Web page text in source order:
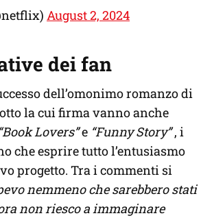
August 2, 2024
dei fan
dell’omonimo romanzo di
la cui firma vanno anche
“Book Lovers”e “Funny Story”, i
che esprire tutto l’entusiasmo
progetto. Tra i commenti si
nemmeno che sarebbero stati
non riesco a immaginare